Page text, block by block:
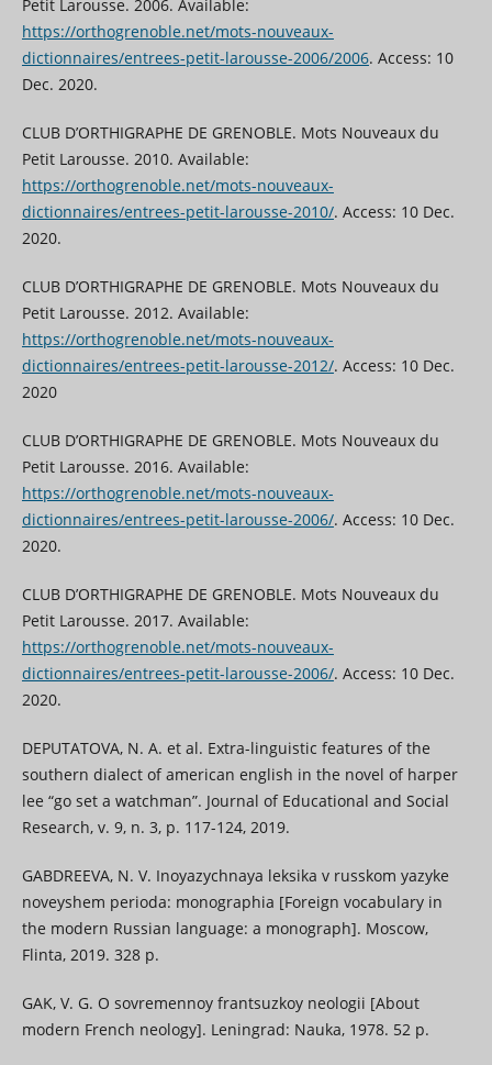
Petit Larousse. 2006. Available:
https://orthogrenoble.net/mots-nouveaux-
dictionnaires/entrees-petit-larousse-2006/2006. Access: 10
Dec. 2020.
CLUB D’ORTHIGRAPHE DE GRENOBLE. Mots Nouveaux du
Petit Larousse. 2010. Available:
https://orthogrenoble.net/mots-nouveaux-
dictionnaires/entrees-petit-larousse-2010/. Access: 10 Dec.
2020.
CLUB D’ORTHIGRAPHE DE GRENOBLE. Mots Nouveaux du
Petit Larousse. 2012. Available:
https://orthogrenoble.net/mots-nouveaux-
dictionnaires/entrees-petit-larousse-2012/. Access: 10 Dec.
2020
CLUB D’ORTHIGRAPHE DE GRENOBLE. Mots Nouveaux du
Petit Larousse. 2016. Available:
https://orthogrenoble.net/mots-nouveaux-
dictionnaires/entrees-petit-larousse-2006/. Access: 10 Dec.
2020.
CLUB D’ORTHIGRAPHE DE GRENOBLE. Mots Nouveaux du
Petit Larousse. 2017. Available:
https://orthogrenoble.net/mots-nouveaux-
dictionnaires/entrees-petit-larousse-2006/. Access: 10 Dec.
2020.
DEPUTATOVA, N. A. et al. Extra-linguistic features of the
southern dialect of american english in the novel of harper
lee “go set a watchman”. Journal of Educational and Social
Research, v. 9, n. 3, p. 117-124, 2019.
GABDREEVA, N. V. Inoyazychnaya leksika v russkom yazyke
noveyshem perioda: monographia [Foreign vocabulary in
the modern Russian language: a monograph]. Moscow,
Flinta, 2019. 328 p.
GAK, V. G. O sovremennoy frantsuzkoy neologii [About
modern French neology]. Leningrad: Nauka, 1978. 52 p.